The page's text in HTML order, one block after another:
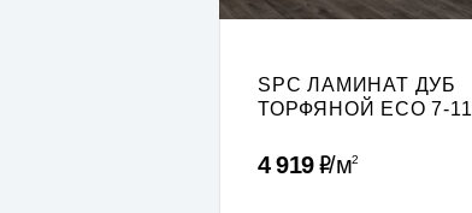
SPC ЛАМИНАТ ДУБ
ТОРФЯНОЙ ECO 7-11
4 919Р м2